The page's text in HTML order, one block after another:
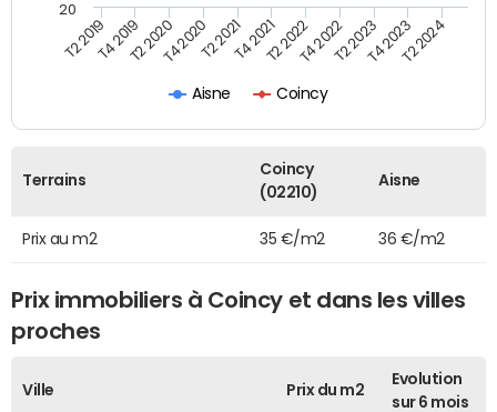
Aisne Coincy
T2 2019T4 2019T2 2020T4 2020T2 2021T4 2021T2 2022T4 2022T2 2023T4 2023T2 2024
20
Terrains
Coincy
(02210)
Aisne
Prix au m2 35 €/m2 36 €/m2
Prix immobiliers à Coincy et dans les villes
proches
Ville Prix du m2
Evolution
sur 6 mois